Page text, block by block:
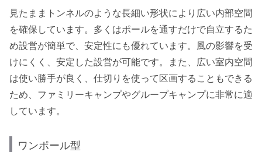
見たままトンネルのような長細い形状により広い内部空間
を確保しています。多くはポールを通すだけで自立するた
め設営が簡単で、安定性にも優れています。風の影響を受
けにくく、安定した設営が可能です。また、広い室内空間
は使い勝手が良く、仕切りを使って区画することもできる
ため、ファミリーキャンプやグループキャンプに非常に適
しています。
ワンポール型